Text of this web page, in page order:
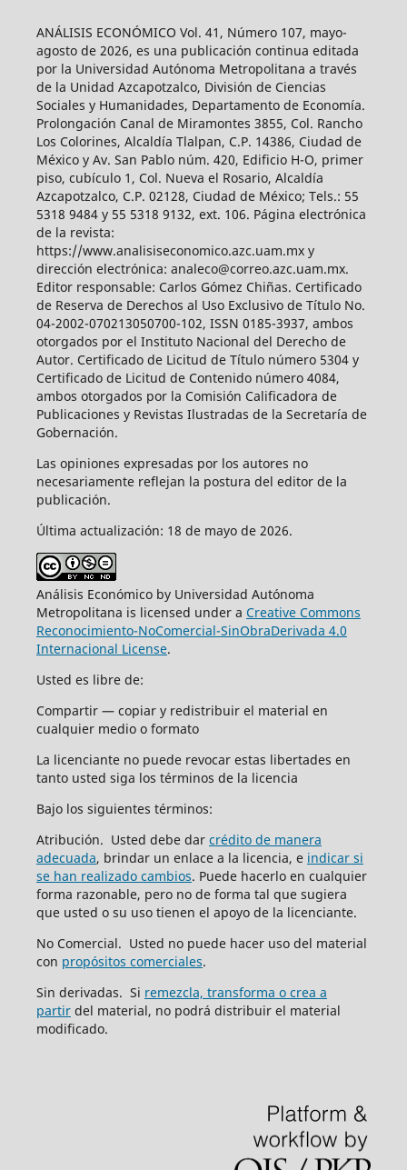
ANÁLISIS ECONÓMICO Vol. 41, Número 107, mayo-
agosto de 2026, es una publicación continua editada
por la Universidad Autónoma Metropolitana a través
de la Unidad Azcapotzalco, División de Ciencias
Sociales y Humanidades, Departamento de Economía.
Prolongación Canal de Miramontes 3855, Col. Rancho
Los Colorines, Alcaldía Tlalpan, C.P. 14386, Ciudad de
México y Av. San Pablo núm. 420, Edificio H-O, primer
piso, cubículo 1, Col. Nueva el Rosario, Alcaldía
Azcapotzalco, C.P. 02128, Ciudad de México; Tels.: 55
5318 9484 y 55 5318 9132, ext. 106. Página electrónica
de la revista:
https://www.analisiseconomico.azc.uam.mx y
dirección electrónica: analeco@correo.azc.uam.mx.
Editor responsable: Carlos Gómez Chiñas. Certificado
de Reserva de Derechos al Uso Exclusivo de Título No.
04-2002-070213050700-102, ISSN 0185-3937, ambos
otorgados por el Instituto Nacional del Derecho de
Autor. Certificado de Licitud de Título número 5304 y
Certificado de Licitud de Contenido número 4084,
ambos otorgados por la Comisión Calificadora de
Publicaciones y Revistas Ilustradas de la Secretaría de
Gobernación.
Las opiniones expresadas por los autores no
necesariamente reflejan la postura del editor de la
publicación.
Última actualización: 18 de mayo de 2026.
Análisis Económico by Universidad Autónoma
Metropolitana is licensed under a Creative Commons
Reconocimiento-NoComercial-SinObraDerivada 4.0
Internacional License.
Usted es libre de:
Compartir — copiar y redistribuir el material en
cualquier medio o formato
La licenciante no puede revocar estas libertades en
tanto usted siga los términos de la licencia
Bajo los siguientes términos:
Atribución. Usted debe dar crédito de manera
adecuada, brindar un enlace a la licencia, e indicar si
se han realizado cambios. Puede hacerlo en cualquier
forma razonable, pero no de forma tal que sugiera
que usted o su uso tienen el apoyo de la licenciante.
No Comercial. Usted no puede hacer uso del material
con propósitos comerciales.
Sin derivadas. Si remezcla, transforma o crea a
partirdel material, no podrá distribuir el material
modificado.